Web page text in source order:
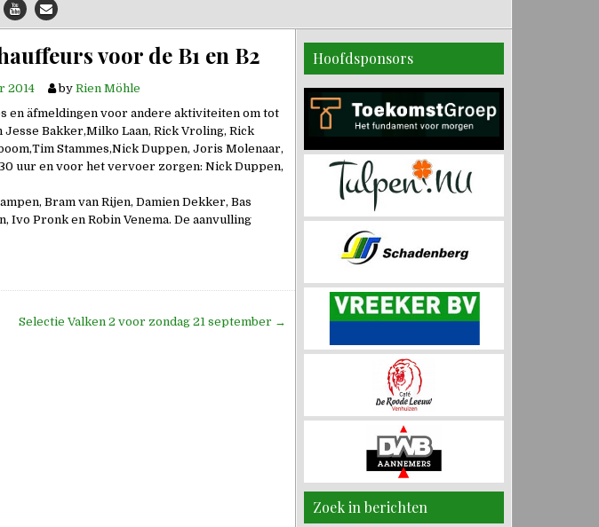
voor de B1 en B2
2014 by Rien Möhle
en äfmeldingen voor andere aktiviteiten om tot
Jesse Bakker,Milko Laan, Rick Vroling, Rick
Stammes,Nick Duppen, Joris Molenaar,
uur en voor het vervoer zorgen: Nick Duppen,
Bram van Rijen, Damien Dekker, Bas
Ivo Pronk en Robin Venema. De aanvulling
Selectie Valken 2 voor zondag 21 september →
Hoofdsponsors
Zoek in berichten